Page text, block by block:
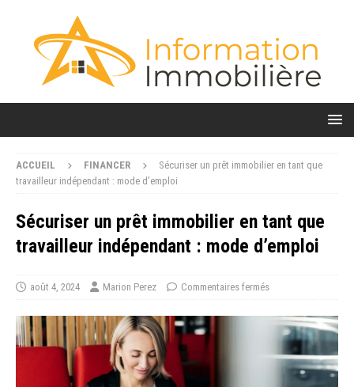
ACCUEIL FINANCER
Sécuriser un prêt immobilier en tant que
travailleur indépendant : mode d’emploi
Sécuriser un prêt immobilier en tant que
travailleur indépendant : mode d’emploi
août 4, 2024 Marion Perez Commentaires fermés